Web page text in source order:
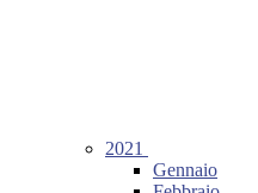
2021
Gennaio